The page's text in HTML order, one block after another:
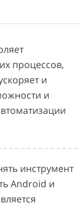
процессов,
и
и
инструмент
Android и